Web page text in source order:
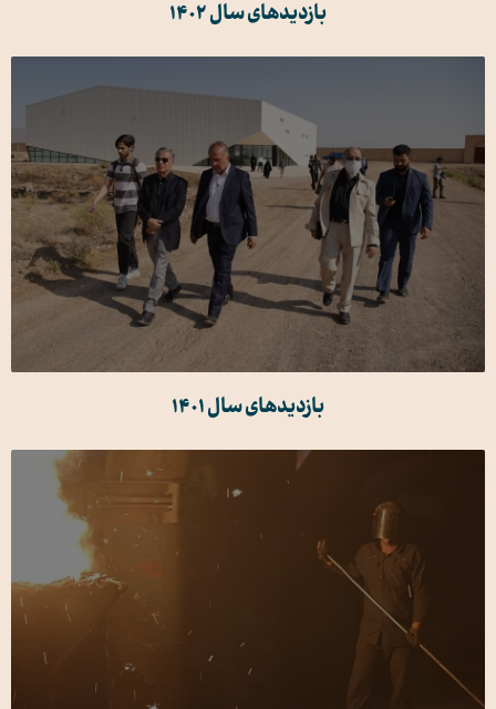
بازدیدهای سال 1402
بازدیدهای سال 1401